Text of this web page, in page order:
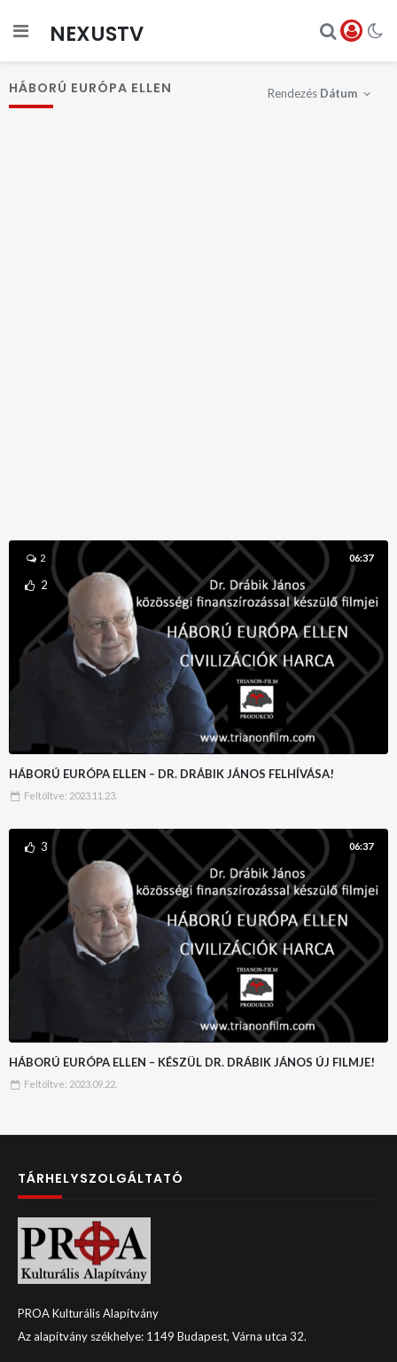
NEXUSTV
HÁBORÚ EURÓPA ELLEN Rendezés Dátum
06:37
2
2
HÁBORÚ EURÓPA ELLEN – DR. DRÁBIK JÁNOS FELHÍVÁSA!
Feltöltve: 2023.11.23.
06:37
3
HÁBORÚ EURÓPA ELLEN – KÉSZÜL DR. DRÁBIK JÁNOS ÚJ FILMJE!
Feltöltve: 2023.09.22.
TÁRHELYSZOLGÁLTATÓ
PROA Kulturális Alapítvány
Az alapítvány székhelye: 1149 Budapest, Várna utca 32.